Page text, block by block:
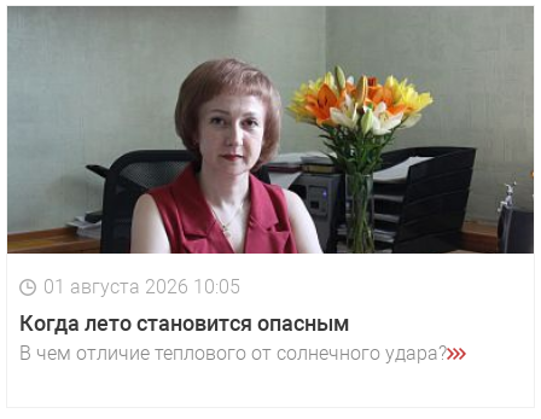
01 августа 2026 10:05
Когда лето становится опасным
В чем отличие теплового от солнечного удара?